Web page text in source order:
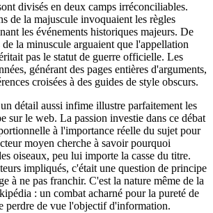
divisés en deux camps irréconciliables.
de la majuscule invoquaient les règles
les événements historiques majeurs. De
de la minuscule arguaient que l'appellation
pas le statut de guerre officielle. Les
générant des pages entières d'arguments,
croisées à des guides de style obscurs.
détail aussi infime illustre parfaitement les
sur le web. La passion investie dans ce débat
à l'importance réelle du sujet pour
moyen cherche à savoir pourquoi
oiseaux, peu lui importe la casse du titre.
impliqués, c'était une question de principe
à ne pas franchir. C'est la nature même de la
: un combat acharné pour la pureté de
perdre de vue l'objectif d'information.